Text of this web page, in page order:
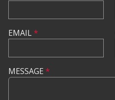
EMAIL*
MESSAGE *